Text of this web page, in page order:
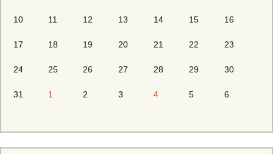
10 11 12 13 14 15 16
17 18 19 20 21 22 23
24 25 26 27 28 29 30
31 1 2 3 4 5 6